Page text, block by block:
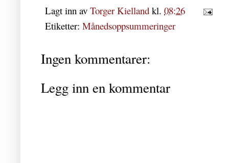
Lagt inn av Torger Kielland kl. 08:26
Etiketter: Månedsoppsummeringer
Ingen kommentarer:
Legg inn en kommentar